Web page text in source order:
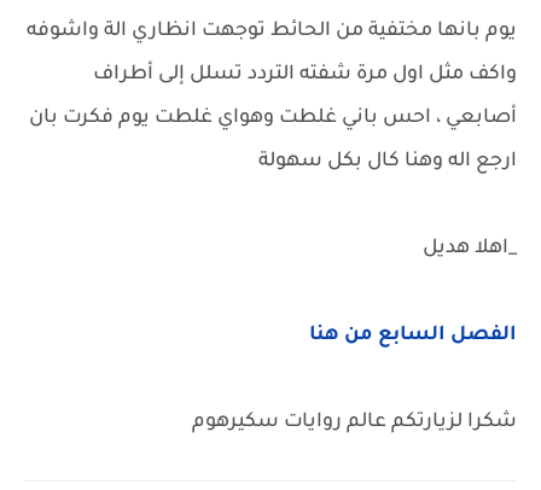
يوم بانها مختفية من الحائط توجهت انظاري الة واشوفه
واكف مثل اول مرة شفته التردد تسلل إلى أطراف
أصابعي ، احس باني غلطت وهواي غلطت يوم فكرت بان
ارجع اله وهنا كال بكل سهولة
_اهلا هديل
الفصل السابع من هنا
شكرا لزيارتكم عالم روايات سكيرهوم